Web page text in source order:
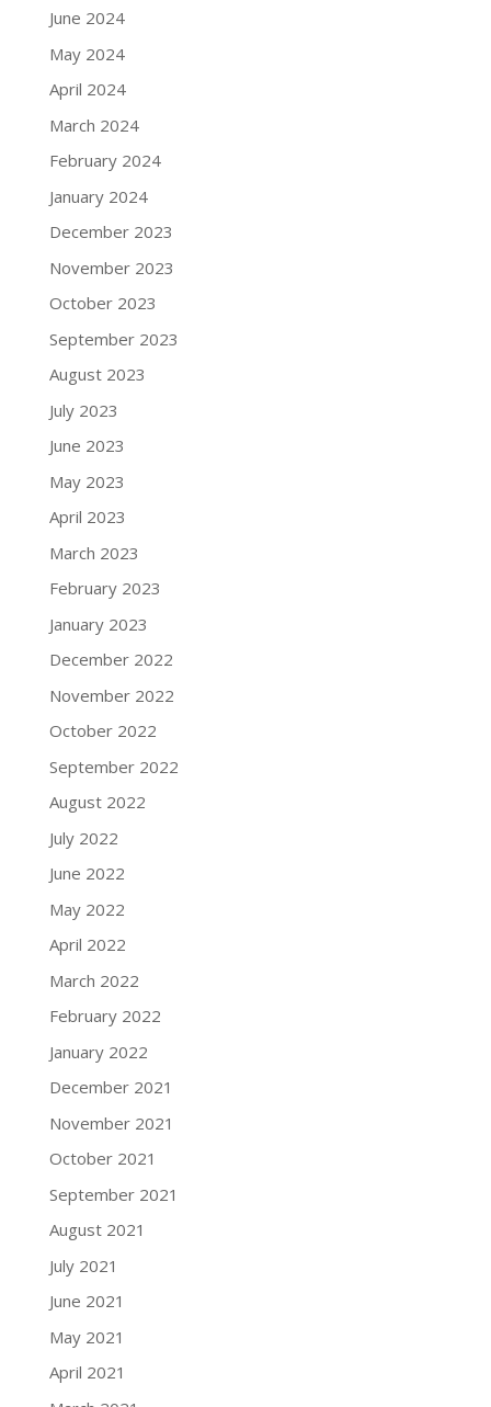
June 2024
May 2024
April 2024
March 2024
February 2024
January 2024
December 2023
November 2023
October 2023
September 2023
August 2023
July 2023
June 2023
May 2023
April 2023
March 2023
February 2023
January 2023
December 2022
November 2022
October 2022
September 2022
August 2022
July 2022
June 2022
May 2022
April 2022
March 2022
February 2022
January 2022
December 2021
November 2021
October 2021
September 2021
August 2021
July 2021
June 2021
May 2021
April 2021